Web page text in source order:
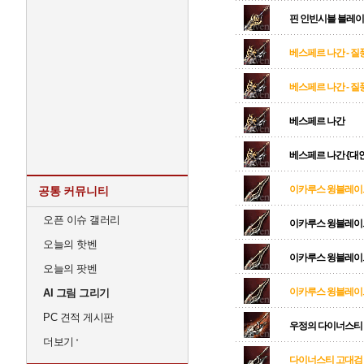
공통 커뮤니티
오픈 이슈 갤러리
오늘의 핫벤
오늘의 팟벤
AI 그림 그리기
PC 견적 게시판
더보기
핀 인빈시블 블레
베스페르 나간 - 질
베스페르 나간 - 질
베스페르 나간
베스페르 나간 {대
이카루스 윙블레
이카루스 윙블레
이카루스 윙블레
이카루스 윙블레이
우정의 다이너스
다이너스티 고대검